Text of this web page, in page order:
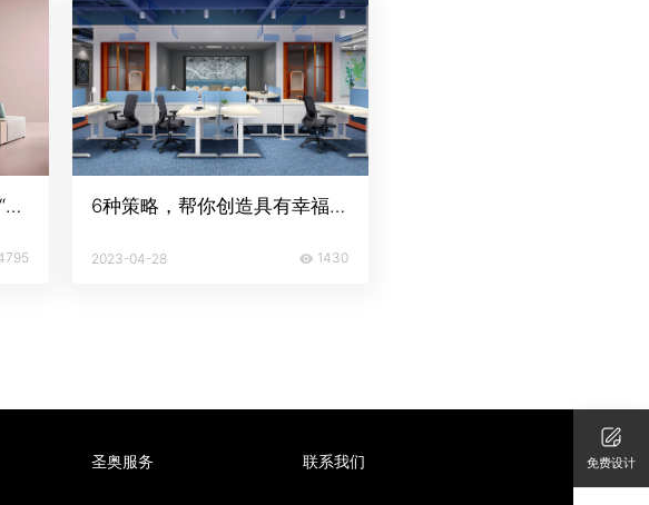
疫情之下，如何给企业增强“免疫力”？ 6种策略，帮你创造具有幸福感的办公环境
2023-04-28 1430
免费设计
圣奥服务 联系我们